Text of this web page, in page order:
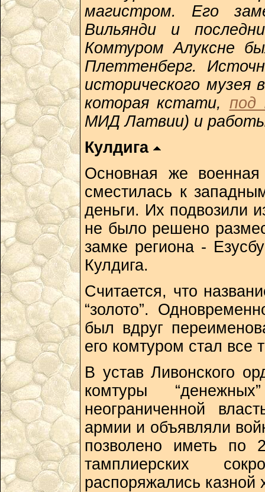
магистром. Его
Вильянди и
Комтуром Алуксне
Плеттенберг.
исторического музея
которая кстати,
МИД Латвии) и
Кулдига
Основная же военная
сместилась к
деньги. Их подвозили
не было решено
замке региона -
Кулдига.
Считается, что
“золото”.
был вдруг
его комтуром стал
В устав Ливонского
комтуры
неограниченной
армии и объявляли
позволено иметь
тамплиерских
распоряжались казной